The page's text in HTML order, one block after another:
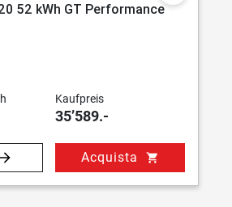
52 kWh GT Performance
Kaufpreis
35’589.-
Acquista shopping_cart